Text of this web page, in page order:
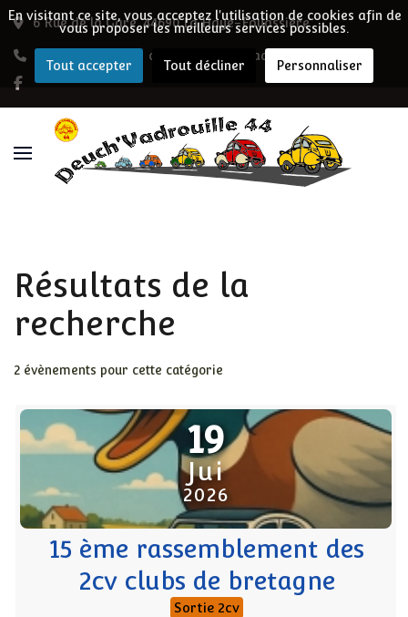
6 Rue de la Gare, 44690 La Haye-Fouassière
contact@deuchvadrouille44.fr
Résultats de la
recherche
2 évènements pour cette catégorie
19
Jui
2026
15 ème rassemblement des
2cv clubs de bretagne
Sortie 2cv
En visitant ce site, vous acceptez l'utilisation de cookies afin de
vous proposer les meilleurs services possibles.
Tout accepter Tout décliner Personnaliser